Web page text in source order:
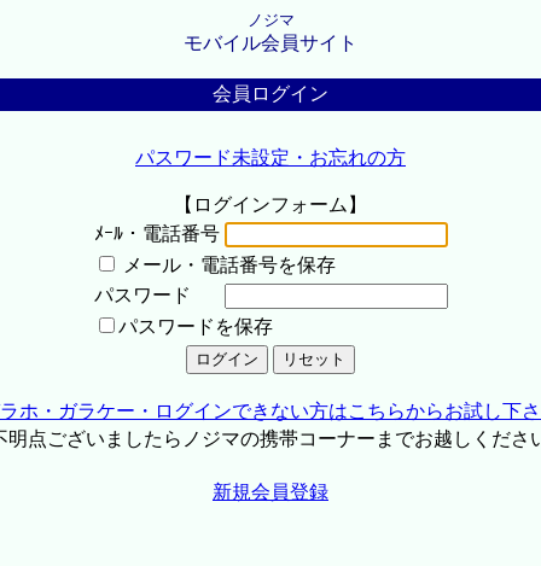
ノジマ
モバイル会員サイト
会員ログイン
パスワード未設定・お忘れの方
【ログインフォーム】
ﾒｰﾙ・電話番号
メール・電話番号を保存
パスワード
パスワードを保存
ホ・ガラケー・ログインできない方はこちらからお試し下
点ございましたらノジマの携帯コーナーまでお越しくださ
新規会員登録